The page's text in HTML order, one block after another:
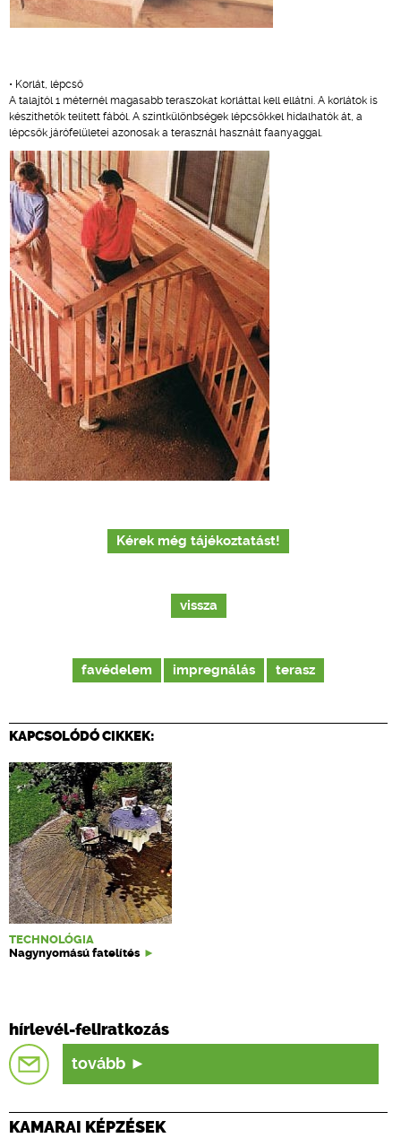
• Korlát, lépcső
A talajtól 1 méternél magasabb teraszokat korláttal kell ellátni. A korlátok is
készíthetők telített fából. A szintkülönbségek lépcsőkkel hidalhatók át, a
lépcsők járófelületei azonosak a terasznál használt faanyaggal.
Kérek még tájékoztatást!
vissza
favédelem impregnálás terasz
KAPCSOLÓDÓ CIKKEK:
TECHNOLÓGIA
Nagynyomású fatelítés
hírlevél-feliratkozás
tovább
KAMARAI KÉPZÉSEK